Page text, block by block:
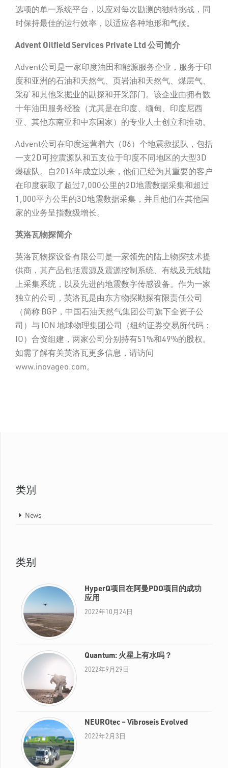
选项的单一系统平台，以应对每次勘测的独特挑战，同
时保持最佳的运行效率，以适应各种地形和气候。
Advent Oilfield Services Private Ltd公司简介
Advent公司是一家印度油田和能源服务企业，服务于印
度和亚洲的石油和天然气、页岩油和天然气、煤层气、
采矿和其他采掘业的勘探和开采部门。该企业由拥有数
十年油田服务经验（尤其是在印度、缅甸、印度尼西
亚、其他东南亚和中东国家）的专业人士创立和推动。
Advent公司在印度运营着六（06）个地震救援队，包括
一支2D可控震源队和五支位于印度不同地区的大型3D
爆破队。自2014年成立以来，他们已经为其重要的客户
在印度获取了超过7,000公里的2D地震数据采集和超过
1,000平方公里的3D地震数据采集，并且他们在其他国
家的业务呈指数级增长。
英洛瓦物探简介
英洛瓦物探设备有限公司是一家领先的陆上物探技术提
供商，其产品包括震源及震源控制系统、有线及无线陆
上采集系统，以及先进的地震数字传感设备。作为一家
独立的公司，英洛瓦是由东方物探勘探有限责任公司
（简称 BGP，中国石油天然气集团公司旗下全资子公
司）与 ION 地球物理集团公司（纽约证券交易所代码：
IO）合资组建，两家公司分别持有51%和49%的股权。
如需了解有关英洛瓦更多信息，请访问
www.inovageo.com。
类别
News
类别
HyperQ项目在阿曼PDO项目的成功
应用
2022年10月24日
Quantum: 火星上有水吗？
2022年9月29日
NEUROtec – Vibroseis Evolved
2022年2月3日